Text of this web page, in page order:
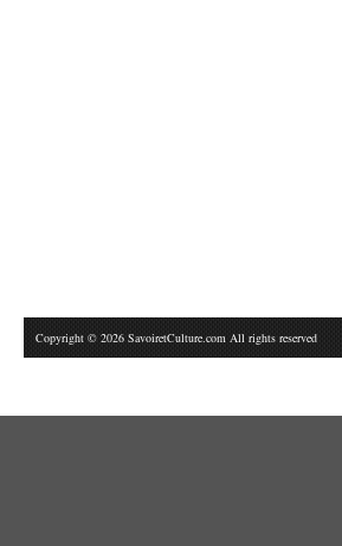
Copyright © 2026 SavoiretCulture.com All rights reserved